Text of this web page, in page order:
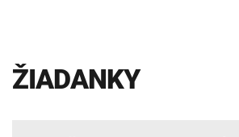
ŽIADANKY